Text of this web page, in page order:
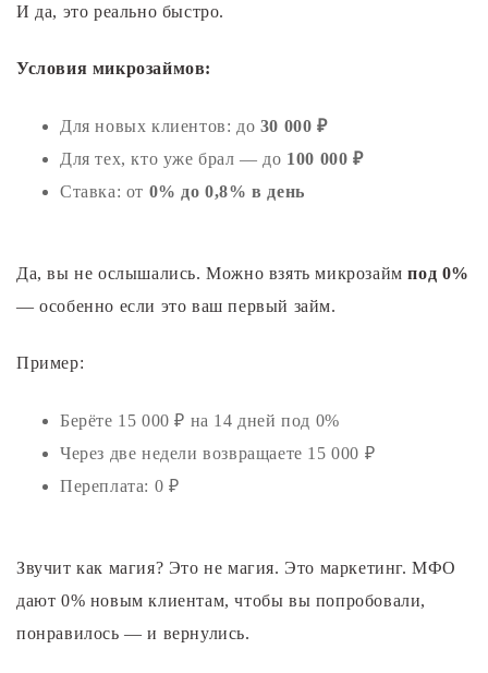
И да, это реально быстро.
Условия микрозаймов:
Для новых клиентов: до 30 000 ₽
Для тех, кто уже брал — до 100 000 ₽
Ставка: от 0% до 0,8% в день
Да, вы не ослышались. Можно взять микрозаймпод 0%
— особенно если это ваш первый займ.
Пример:
Берёте 15 000 ₽ на 14 дней под 0%
Через две недели возвращаете 15 000 ₽
Переплата: 0 ₽
Звучит как магия? Это не магия. Это маркетинг. МФО
дают 0% новым клиентам, чтобы вы попробовали,
понравилось — и вернулись.